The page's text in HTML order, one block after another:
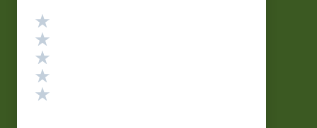
Valutazione